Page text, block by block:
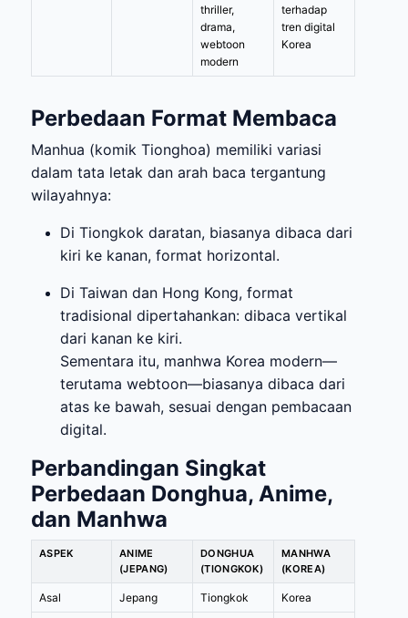
thriller,
drama,
webtoon
modern
terhadap
tren digital
Korea
Perbedaan Format Membaca
Manhua (komik Tionghoa) memiliki variasi
dalam tata letak dan arah baca tergantung
wilayahnya:
Di Tiongkok daratan, biasanya dibaca dari
kiri ke kanan, format horizontal.
Di Taiwan dan Hong Kong, format
tradisional dipertahankan: dibaca vertikal
dari kanan ke kiri.
Sementara itu, manhwa Korea modern—
terutama webtoon—biasanya dibaca dari
atas ke bawah, sesuai dengan pembacaan
digital.
Perbandingan Singkat
Perbedaan Donghua, Anime,
dan Manhwa
ASPEK
ANIME
(JEPANG)
DONGHUA
(TIONGKOK)
MANHWA
(KOREA)
Asal Jepang Tiongkok Korea